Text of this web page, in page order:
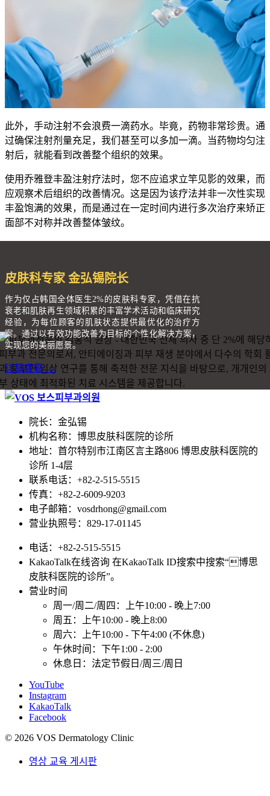
此外，手动注射不会浪费一滴药水。毕竟，药物非常珍贵。通
过确保注射剂量充足，我们甚至可以多加一滴。当药物均匀注
射后，就能看到改善整个组织的效果。
使用乔雅登丰盈注射疗法时，您不应追求立竿见影的效果，而
应观察术后组织的改善情况。这是因为该疗法并非一次性实现
丰盈饱满的效果，而是通过在一定时间内进行多次治疗来矫正
面部不对称并改善整体皱纹。
皮肤科专家 金弘锡院长
作为仅占韩国全体医生2%的皮肤科专家，凭借在抗
衰老和肌肤再生领域积累的丰富学术活动和临床研究
经验，为每位顾客的肌肤状态提供最优化的治疗方
案。通过以有效功能改善为目标的个性化解决方案，
实现您的美丽愿景。
详细查看 →
院长：金弘锡
机构名称：博思皮肤科医院的诊所
地址：首尔特别市江南区言主路806 博思皮肤科医院的
诊所 1-4层
联系电话：+82-2-515-5515
传真：+82-2-6009-9203
电子邮箱：vosdrhong@gmail.com
营业执照号：829-17-01145
电话：+82-2-515-5515
KakaoTalk在线咨询 在KakaoTalk ID搜索中搜索“博思
皮肤科医院的诊所”。
营业时间
周一/周二/周四：上午10:00 - 晚上7:00
周五：上午10:00 - 晚上8:00
周六：上午10:00 - 下午4:00 (不休息)
午休时间：下午1:00 - 2:00
休息日：法定节假日/周三/周日
YouTube
Instagram
KakaoTalk
Facebook
© 2026 VOS Dermatology Clinic
영상 교육 게시판